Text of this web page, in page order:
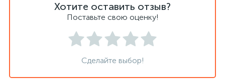
Хотите оставить отзыв?
Поставьте свою оценку!
Сделайте выбор!